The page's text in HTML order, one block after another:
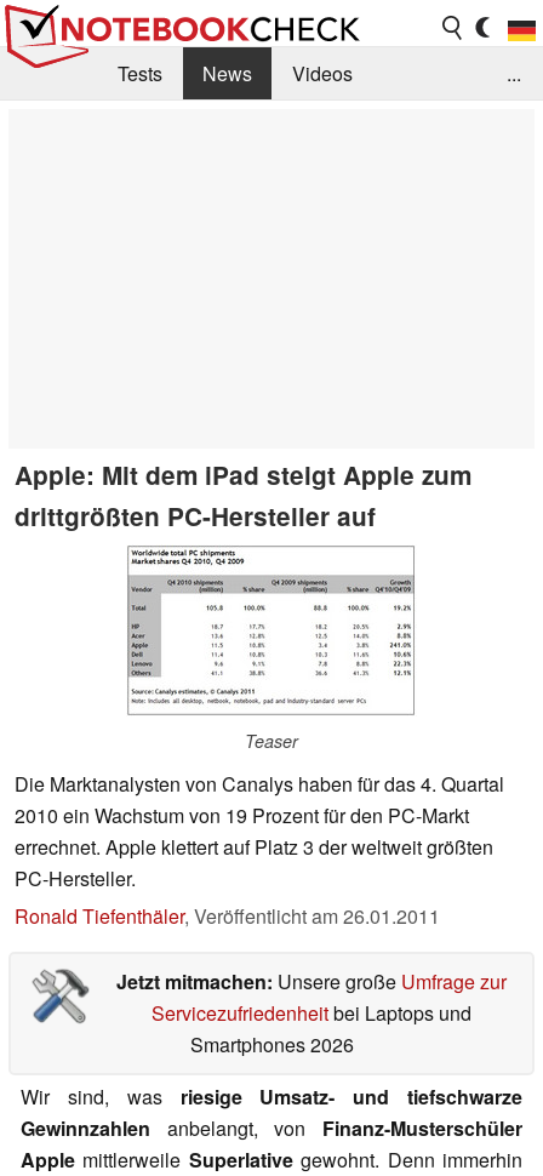
Tests News
Videos
...
Apple: Mit dem iPad steigt Apple zum
drittgrößten PC-Hersteller auf
Teaser
Die Marktanalysten von Canalys haben für das 4. Quartal
2010 ein Wachstum von 19 Prozent für den PC-Markt
errechnet. Apple klettert auf Platz 3 der weltweit größten
PC-Hersteller.
Ronald Tiefenthäler, Veröffentlicht am26.01.2011
Jetzt mitmachen: Unsere große Umfrage zur
Servicezufriedenheitbei Laptops und
Smartphones 2026
Wir sind, wasriesige Umsatz- und tiefschwarze
Gewinnzahlen anbelangt, von Finanz-Musterschüler
Apple mittlerweile Superlativegewohnt. Denn immerhin